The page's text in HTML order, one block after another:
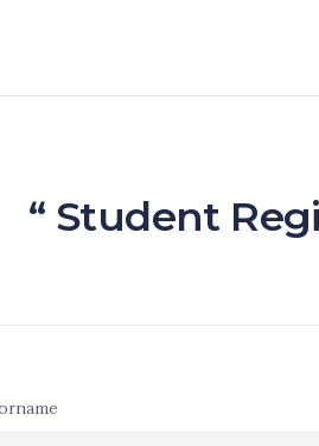
“ Student